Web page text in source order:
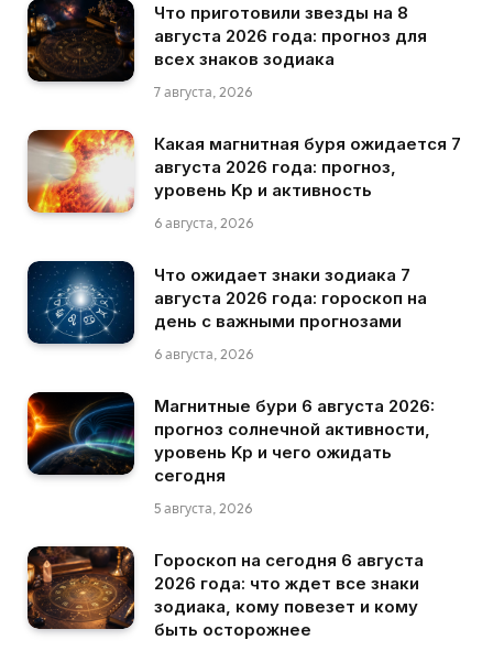
Что приготовили звезды на 8
августа 2026 года: прогноз для
всех знаков зодиака
7 августа, 2026
Какая магнитная буря ожидается 7
августа 2026 года: прогноз,
уровень Kp и активность
6 августа, 2026
Что ожидает знаки зодиака 7
августа 2026 года: гороскоп на
день с важными прогнозами
6 августа, 2026
Магнитные бури 6 августа 2026:
прогноз солнечной активности,
уровень Kp и чего ожидать
сегодня
5 августа, 2026
Гороскоп на сегодня 6 августа
2026 года: что ждет все знаки
зодиака, кому повезет и кому
быть осторожнее